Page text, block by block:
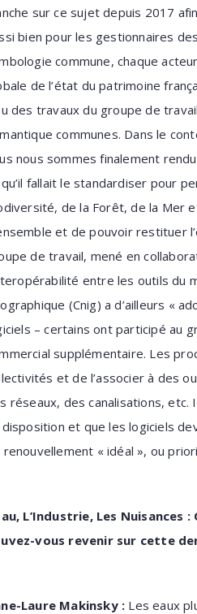
sur ce sujet depuis 2017
bien pour les gestionnaires
commune, chaque
de l’état du patrimoine
des travaux du groupe de
communes. Dans le
nous sommes finalement
fallait le standardiser pour
de la Forêt, de la Mer
et de pouvoir restituer
de travail, mené en
entre les outils du
(Cnig) a d’ailleurs «
– certains ont participé au
supplémentaire. Les
et de l’associer à des
réseaux, des canalisations, etc.
et que les logiciels
renouvellement « idéal », ou
L’Industrie, Les
vous revenir sur cette
Laure Makinsky : Les eaux